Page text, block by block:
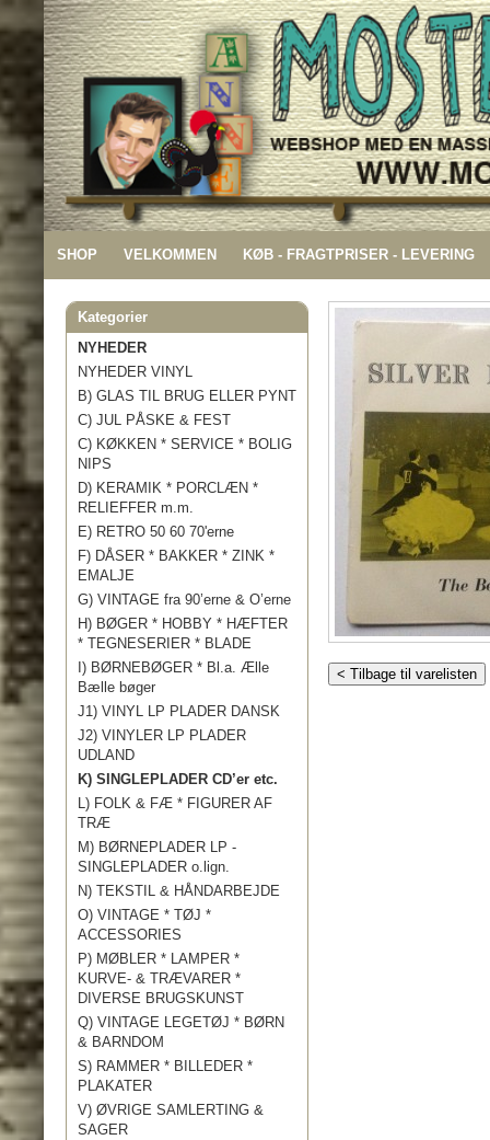
SHOP VELKOMMEN KØB - FRAGTPRISER - LEVERING
Kategorier
NYHEDER
NYHEDER VINYL
B) GLAS TIL BRUG ELLER PYNT
C) JUL PÅSKE & FEST
C) KØKKEN * SERVICE * BOLIG
NIPS
D) KERAMIK * PORCLÆN *
RELIEFFER m.m.
E) RETRO 50 60 70'erne
F) DÅSER * BAKKER * ZINK *
EMALJE
G) VINTAGE fra 90’erne & O’erne
H) BØGER * HOBBY * HÆFTER
* TEGNESERIER * BLADE
I) BØRNEBØGER * Bl.a. Ælle
Bælle bøger
J1) VINYL LP PLADER DANSK
J2) VINYLER LP PLADER
UDLAND
K) SINGLEPLADER CD’er etc.
L) FOLK & FÆ * FIGURER AF
TRÆ
M) BØRNEPLADER LP -
SINGLEPLADER o.lign.
N) TEKSTIL & HÅNDARBEJDE
O) VINTAGE * TØJ *
ACCESSORIES
P) MØBLER * LAMPER *
KURVE- & TRÆVARER *
DIVERSE BRUGSKUNST
Q) VINTAGE LEGETØJ * BØRN
& BARNDOM
S) RAMMER * BILLEDER *
PLAKATER
V) ØVRIGE SAMLERTING &
SAGER
< Tilbage til varelisten